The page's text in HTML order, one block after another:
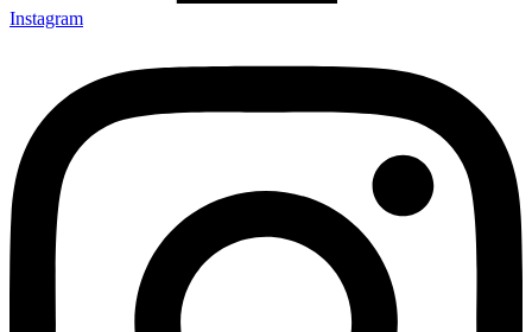
Instagram